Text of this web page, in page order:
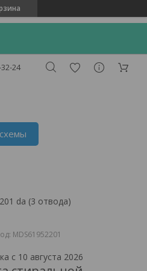
24
da (3 отвода)
MDS61952201
с 10 августа 2026